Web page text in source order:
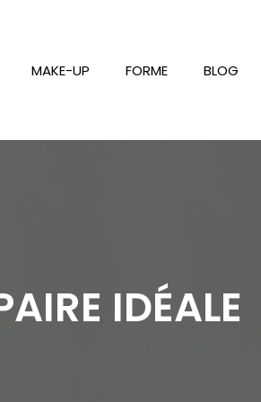
MAKE-UP FORME BLOG
IDÉALE